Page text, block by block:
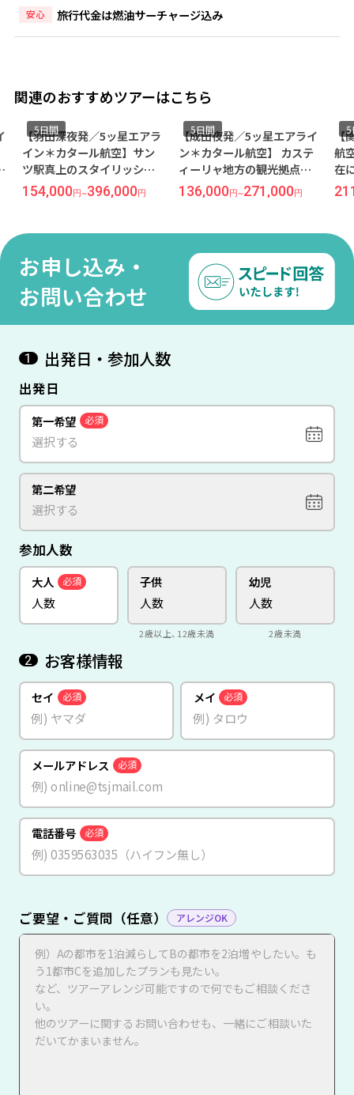
安心 旅行代金は燃油サーチャージ込み
関連のおすすめツアーはこちら
【羽田深夜発／5ッ星エアラ
イン＊カタール航空】サン
ツ駅真上のスタイリッシュ
な4ッ星『バルセロサンツ』
宿泊 5日間
5日間
154,000円~396,000円
【成田夜発／5ッ星エアライ
ン＊カタール航空】 カステ
ィーリャ地方の観光拠点＜
マドリード＞5日間（価格重
視ホテル） ～個人旅行だ
5日間
136,000円~271,000円
【
航
在
＞5
5
お申し込み・
お問い合わせ
1 出発日・参加人数
出発日
第一希望 必須
第二希望
参加人数
大人 必須 子供
2歳以上、12歳未満
幼児
2歳未満
2 お客様情報
セイ 必須 メイ 必須
メールアドレス 必須
電話番号 必須
ご要望・ご質問（任意） アレンジOK